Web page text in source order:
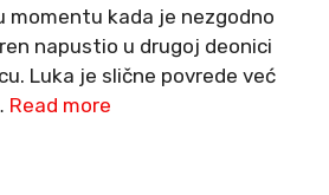
momentu kada je nezgodno
napustio u drugoj deonici
Luka je slične povrede već
Read more